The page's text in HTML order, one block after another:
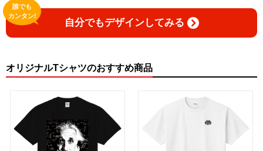
自分でもデザインしてみる
誰でも
カンタン!
オリジナルTシャツのおすすめ商品